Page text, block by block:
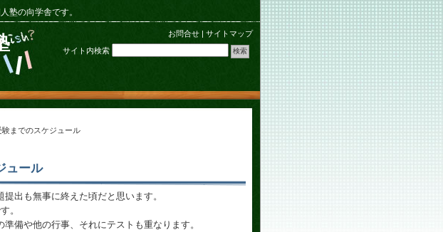
塾の向学舎です。
お問合せ | サイトマップ
サイト内検索
までのスケジュール
ュール
出も無事に終えた頃だと思います。
。
備や他の行事、それにテストも重なります。